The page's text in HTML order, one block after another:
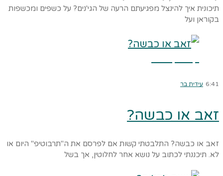
תיכונית איך להינצל מפגיעתם הרעה של הגי'נים? על כשפים ומכשפות
בקוראן ועל
6:41 עידית בר
זאב או כבשה?
זאב או כבשה? התלבטתי קשות אם לפרסם את ה"תרבוטיפ" היום או
לא. תיכננתי לכתוב על נושא אחר לחלוטין, אך בשל